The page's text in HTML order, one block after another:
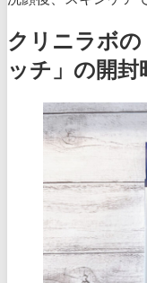
クリニラボ
ッチ」の開封